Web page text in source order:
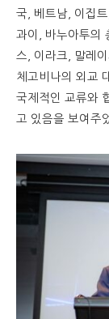
국, 베트남, 이집
과이, 바누아투의
스, 이라크, 말레
체고비나의 외교
국제적인 교류와
고 있음을 보여주